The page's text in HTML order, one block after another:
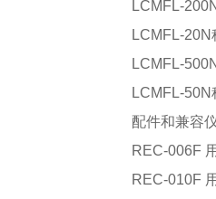
LCMFL-
LCMFL-
LCMFL-
LCMFL-
配件和兼容
REC-006F
REC-010F